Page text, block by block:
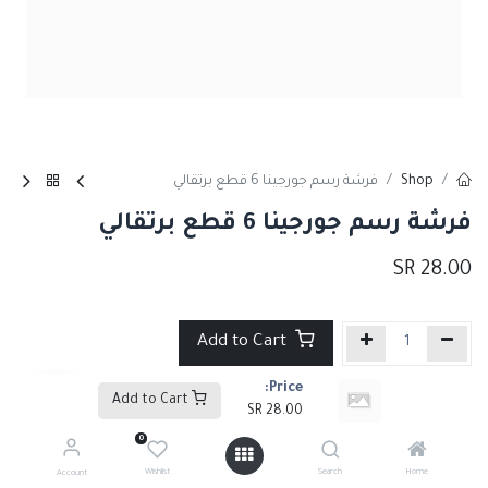
Price:
28.00
Home
Search
0
Wishlist
Account
Shop فرشة رسم جورجينا 6 قطع برتقالي
فرشة رسم جورجينا 6 قطع برتقالي
28.00
Add to Cart
إضافة إلى قائمة الأمنيات